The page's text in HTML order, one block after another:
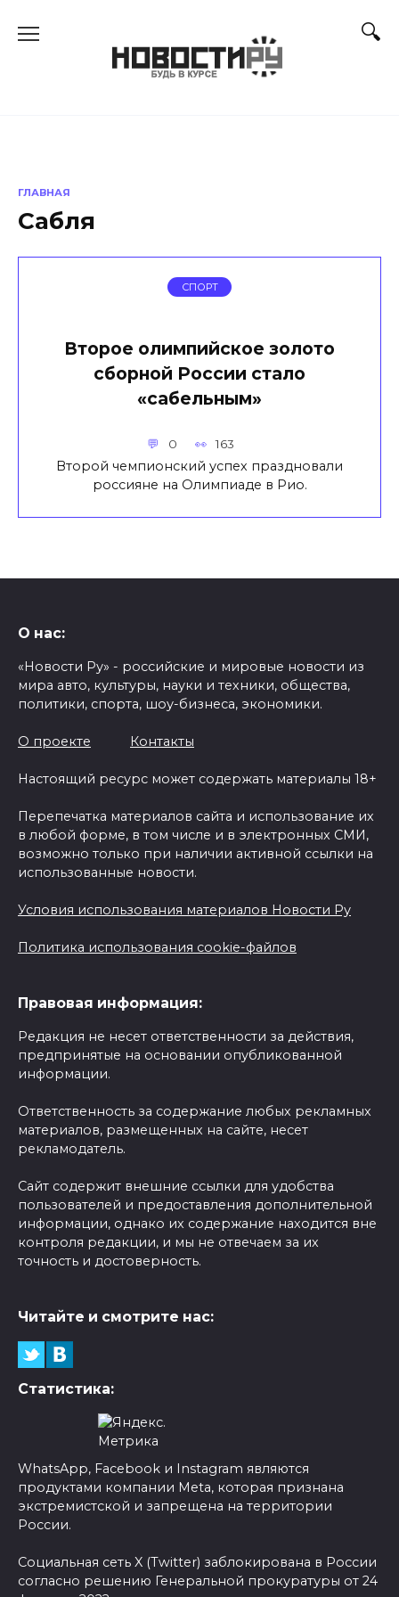
ГЛАВНАЯ
Сабля
СПОРТ
Второе олимпийское золото
сборной России стало
«сабельным»
0 163
Второй чемпионский успех праздновали
россияне на Олимпиаде в Рио.
О нас:
«Новости Ру» - российские и мировые новости из
мира авто, культуры, науки и техники, общества,
политики, спорта, шоу-бизнеса, экономики.
О проекте Контакты
Настоящий ресурс может содержать материалы 18+
Перепечатка материалов сайта и использование их
в любой форме, в том числе и в электронных СМИ,
возможно только при наличии активной ссылки на
использованные новости.
Условия использования материалов Новости Ру
Политика использования cookie-файлов
Правовая информация:
Редакция не несет ответственности за действия,
предпринятые на основании опубликованной
информации.
Ответственность за содержание любых рекламных
материалов, размещенных на сайте, несет
рекламодатель.
Сайт содержит внешние ссылки для удобства
пользователей и предоставления дополнительной
информации, однако их содержание находится вне
контроля редакции, и мы не отвечаем за их
точность и достоверность.
Читайте и смотрите нас:
Статистика:
WhatsApp, Facebook и Instagram являются
продуктами компании Meta, которая признана
экстремистской и запрещена на территории
России.
Социальная сеть X (Twitter) заблокирована в России
согласно решению Генеральной прокуратуры от 24